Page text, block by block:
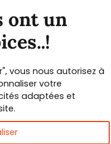
ont un
vous nous autorisez à
votre
adaptées et
sur les
usages
offert !
Newsletter et
le guide des
guide numérique